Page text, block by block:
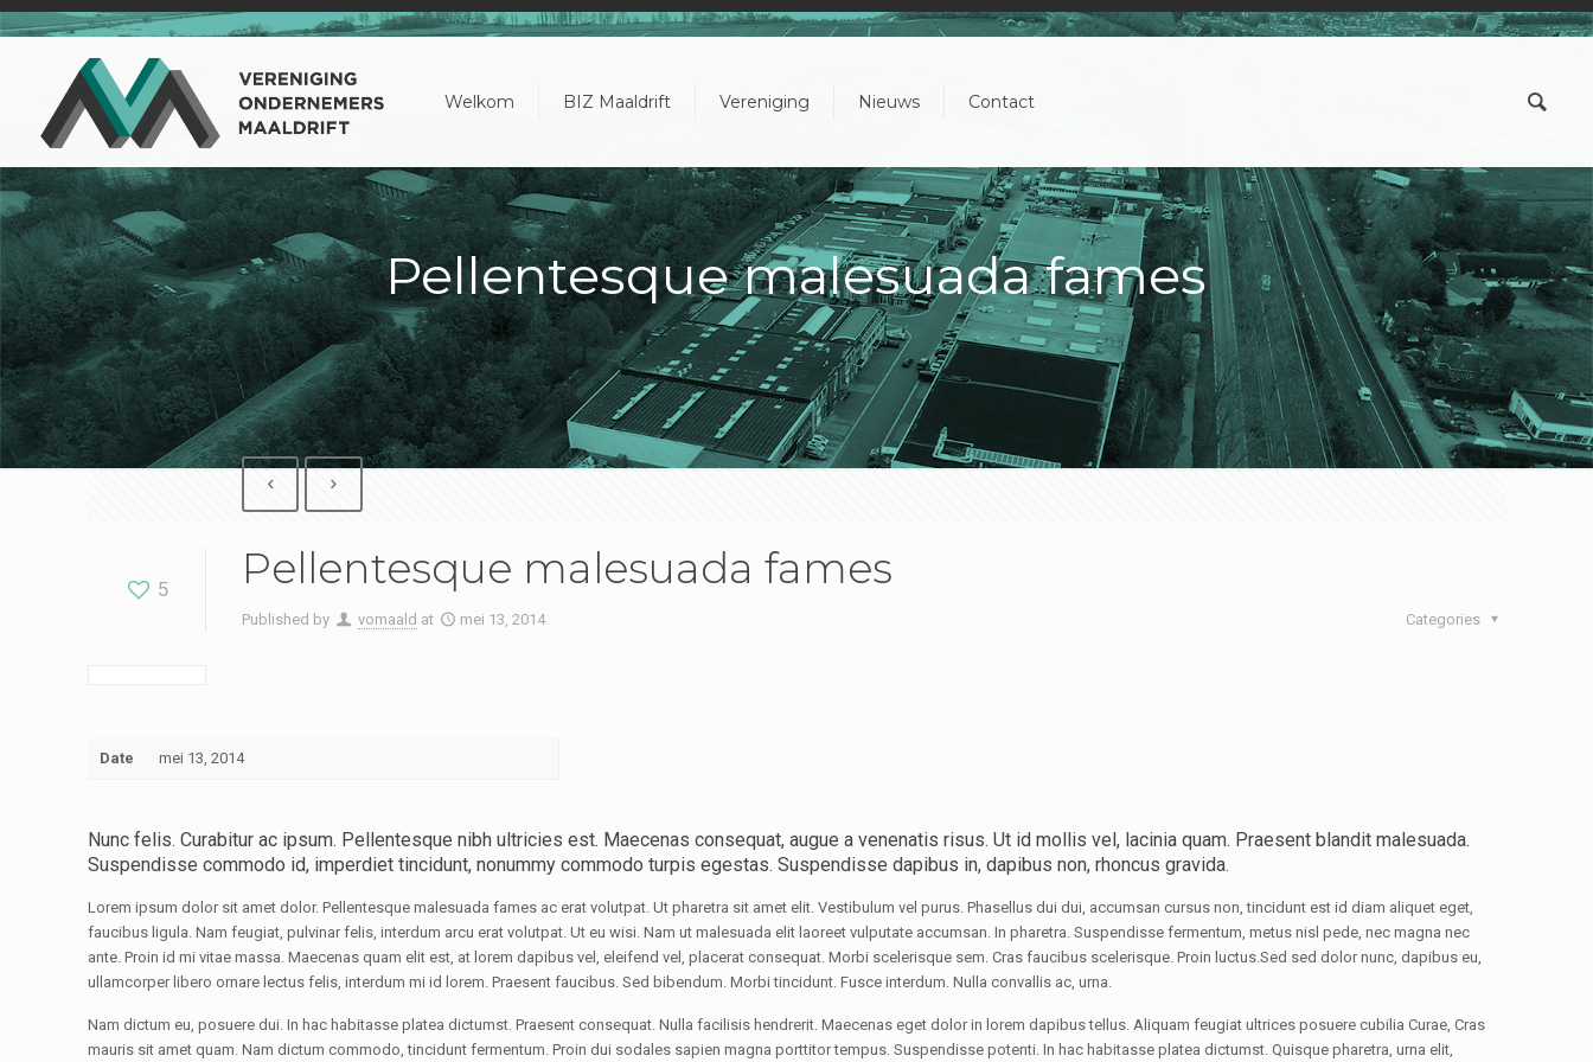
Welkom BIZ Maaldrift Vereniging Nieuws Contact
Pellentesque malesuada fames
5 Pellentesque malesuada fames
Published by vomaald at mei 13, 2014 Categories
Date mei 13, 2014
Nunc felis. Curabitur ac ipsum. Pellentesque nibh ultricies est. Maecenas consequat, augue a venenatis risus. Ut id mollis vel, lacinia quam. Praesent blandit malesuada.
Suspendisse commodo id, imperdiet tincidunt, nonummy commodo turpis egestas. Suspendisse dapibus in, dapibus non, rhoncus gravida.
Lorem ipsum dolor sit amet dolor. Pellentesque malesuada fames ac erat volutpat. Ut pharetra sit amet elit. Vestibulum vel purus. Phasellus dui dui, accumsan cursus non, tincidunt est id diam aliquet eget,
faucibus ligula. Nam feugiat, pulvinar felis, interdum arcu erat volutpat. Ut eu wisi. Nam ut malesuada elit laoreet vulputate accumsan. In pharetra. Suspendisse fermentum, metus nisl pede, nec magna nec
ante. Proin id mi vitae massa. Maecenas quam elit est, at lorem dapibus vel, eleifend vel, placerat consequat. Morbi scelerisque sem. Cras faucibus scelerisque. Proin luctus.Sed sed dolor nunc, dapibus eu,
ullamcorper libero ornare lectus felis, interdum mi id lorem. Praesent faucibus. Sed bibendum. Morbi tincidunt. Fusce interdum. Nulla convallis ac, urna.
Nam dictum eu, posuere dui. In hac habitasse platea dictumst. Praesent consequat. Nulla facilisis hendrerit. Maecenas eget dolor in lorem dapibus tellus. Aliquam feugiat ultrices posuere cubilia Curae, Cras
mauris sit amet quam. Nam dictum commodo, tincidunt fermentum. Proin dui sodales sapien magna porttitor tempus. Suspendisse potenti. In hac habitasse platea dictumst. Quisque pharetra, urna elit,